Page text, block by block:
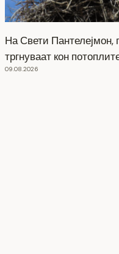
На Свети Пантелејмон,
тргнуваат кон
09.08.2026